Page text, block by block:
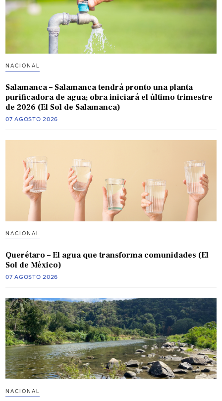
NACIONAL
Salamanca – Salamanca tendrá pronto una planta
purificadora de agua; obra iniciará el último trimestre
de 2026 (El Sol de Salamanca)
07 AGOSTO 2026
NACIONAL
Querétaro – El agua que transforma comunidades (El
Sol de México)
07 AGOSTO 2026
NACIONAL